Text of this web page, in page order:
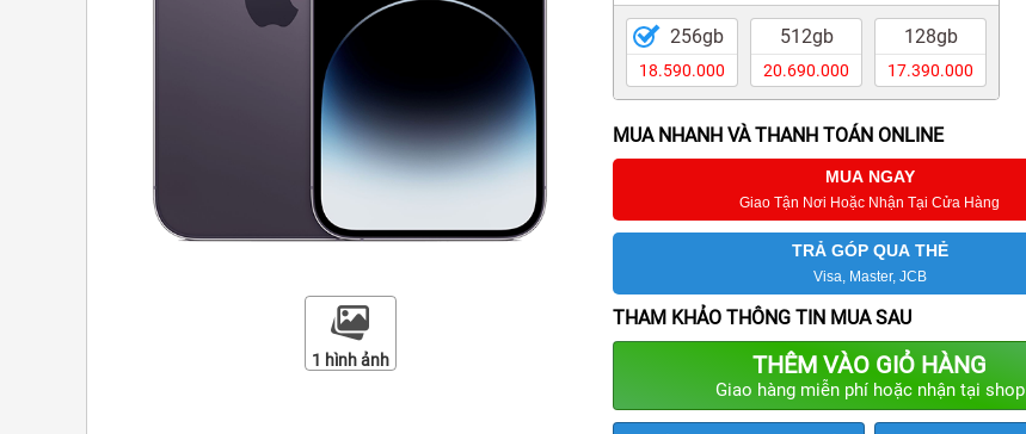
1 hình ảnh
256gb
18.590.000
512gb
20.690.000
128gb
17.390.000
MUA NHANH VÀ THANH TOÁN ONLINE
MUA NGAY
Giao Tận Nơi Hoặc Nhận Tại Cửa Hàng
TRẢ GÓP QUA THẺ
Visa, Master, JCB
THAM KHẢO THÔNG TIN MUA SAU
THÊM VÀO GIỎ HÀNG
Giao hàng miễn phí hoặc nhận tại shop